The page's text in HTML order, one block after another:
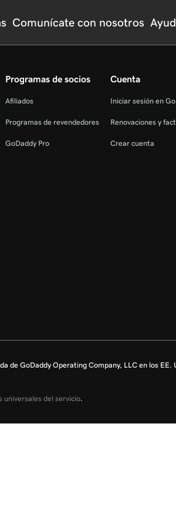
Comunícate con nosotros
Programas de socios
Afiliados
Programas de revendedores
GoDaddy Pro
Cuenta
Iniciar sesión en
Renovaciones y
Crear cuenta
de GoDaddy Operating Company, LLC en los EE.
universales del servicio.